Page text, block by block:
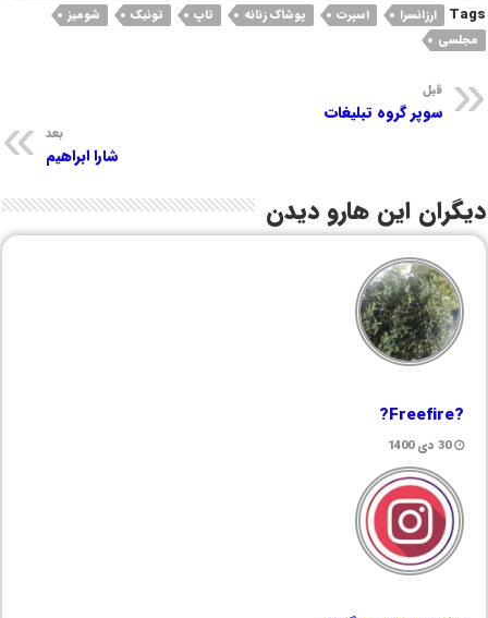
Tags ارزانسرا اسپرت پوشاک زنانه تاپ تونیک
شومیز
مجلسی
قبل
سوپر گروه تبلیغات
بعد
شارا ابراهیم
دیگران این هارو دیدن
?Freefire?
30 دی 1400